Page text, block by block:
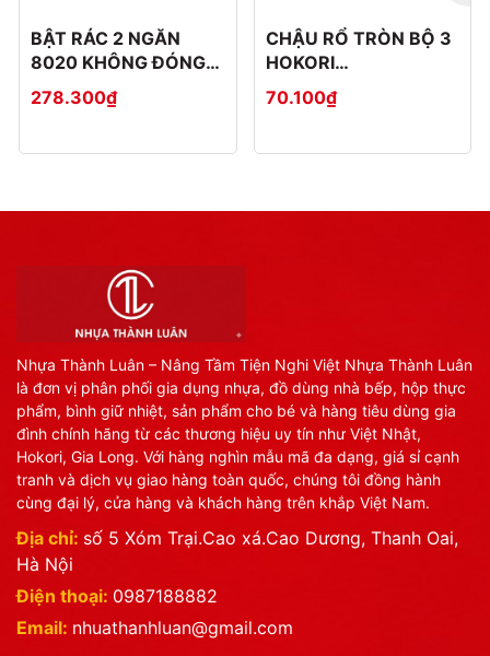
BẬT RÁC 2 NGĂN
8020 KHÔNG ĐÓNG
THÙNG CATTON
278.300₫
CHẬU RỔ TRÒN BỘ 3
HOKORI
2375+2376+2377
70.100₫
Nhựa Thành Luân – Nâng Tầm Tiện Nghi Việt Nhựa Thành Luân
là đơn vị phân phối gia dụng nhựa, đồ dùng nhà bếp, hộp thực
phẩm, bình giữ nhiệt, sản phẩm cho bé và hàng tiêu dùng gia
đình chính hãng từ các thương hiệu uy tín như Việt Nhật,
Hokori, Gia Long. Với hàng nghìn mẫu mã đa dạng, giá sỉ cạnh
tranh và dịch vụ giao hàng toàn quốc, chúng tôi đồng hành
cùng đại lý, cửa hàng và khách hàng trên khắp Việt Nam.
Địa chỉ: số 5 Xóm Trại.Cao xá.Cao Dương, Thanh Oai,
Hà Nội
Điện thoại: 0987188882
Email: nhuathanhluan@gmail.com